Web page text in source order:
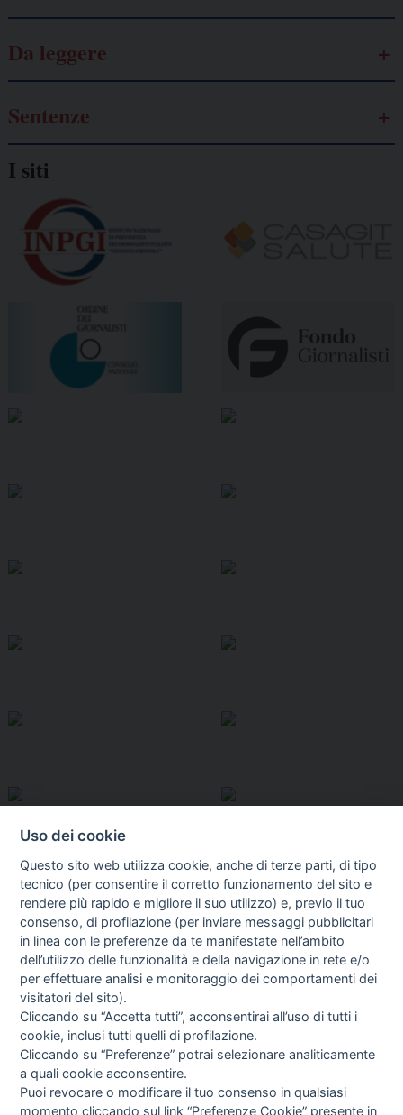
Da leggere
Sentenze
I siti
I libri Vedi tutti
Uso dei cookie
Questo sito web utilizza cookie, anche di terze parti, di tipo
tecnico (per consentire il corretto funzionamento del sito e
rendere più rapido e migliore il suo utilizzo) e, previo il tuo
consenso, di profilazione (per inviare messaggi pubblicitari
in linea con le preferenze da te manifestate nell’ambito
dell’utilizzo delle funzionalità e della navigazione in rete e/o
per effettuare analisi e monitoraggio dei comportamenti dei
visitatori del sito).
Cliccando su “Accetta tutti”, acconsentirai all’uso di tutti i
cookie, inclusi tutti quelli di profilazione.
Cliccando su “Preferenze” potrai selezionare analiticamente
a quali cookie acconsentire.
Puoi revocare o modificare il tuo consenso in qualsiasi
momento cliccando sul link “Preferenze Cookie” presente in